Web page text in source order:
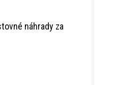
náhrady za